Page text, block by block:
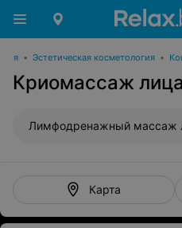
• Эстетическая косметология •
Криомассаж
Лимфодренажный массаж
Карта